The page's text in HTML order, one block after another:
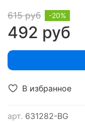
В избранное
арт. 631282-BG
615 руб
492 руб
-20%